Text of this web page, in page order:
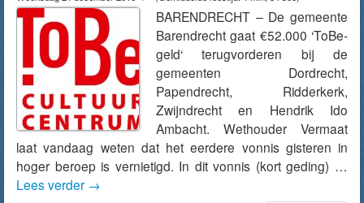
BARENDRECHT – De gemeente
Barendrecht gaat €52.000 ‘ToBe-
geld‘ terugvorderen bij de
gemeenten Dordrecht,
Papendrecht, Ridderkerk,
Zwijndrecht en Hendrik Ido
Ambacht. Wethouder Vermaat
laat vandaag weten dat het eerdere vonnis gisteren in
hoger beroep is vernietigd. In dit vonnis (kort geding) …
Lees verder →